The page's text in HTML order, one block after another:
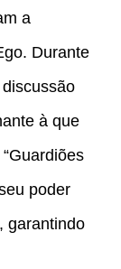
a
Durante
à que
poder
garantindo